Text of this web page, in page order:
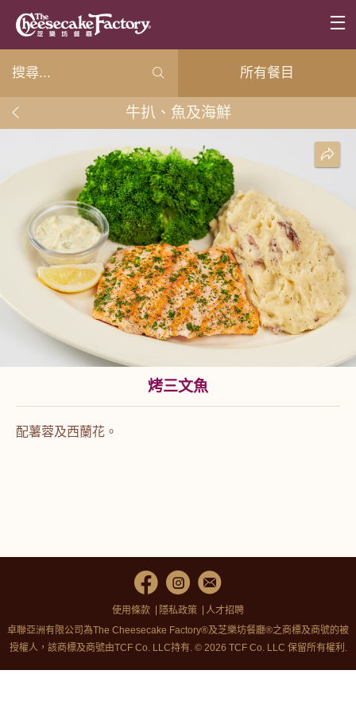
所有餐目
牛扒、魚及海鮮
烤三文魚
配薯蓉及西蘭花。
使用條款 隱私政策
人才招聘
卓聯亞洲有限公司為The Cheesecake Factory®及芝樂坊餐廳®之商標及商號的被
授權人，該商標及商號由TCF Co. LLC持有. © 2026 TCF Co. LLC 保留所有權利.